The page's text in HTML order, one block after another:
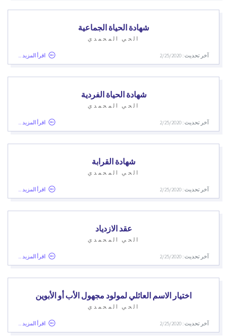
شهادة الحياة الجماعية
الحي المحمدي
آخر تحديث : 2/25/2020 اقرأ المزيد ...
شهادة الحياة الفردية
الحي المحمدي
آخر تحديث : 2/25/2020 اقرأ المزيد ...
شهادة القرابة
الحي المحمدي
آخر تحديث : 2/25/2020 اقرأ المزيد ...
عقد الازدياد
الحي المحمدي
آخر تحديث : 2/25/2020 اقرأ المزيد ...
اختيار الاسم العائلي لمولود مجهول الأب أو الأبوين
الحي المحمدي
آخر تحديث : 2/25/2020 اقرأ المزيد ...